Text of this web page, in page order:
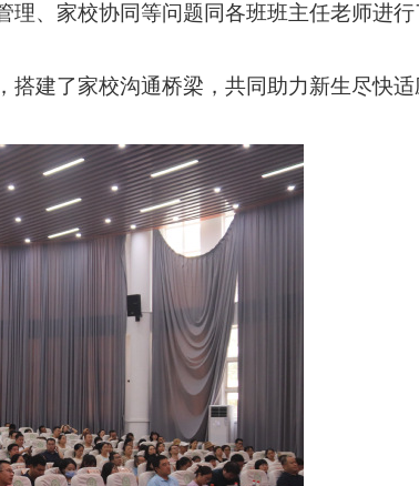
理、家校协同等问题同各班班主任老师进
建了家校沟通桥梁，共同助力新生尽快适